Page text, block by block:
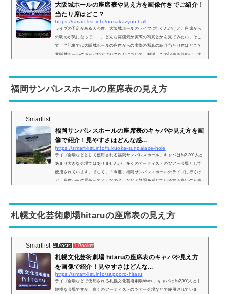
大阪城ホールの座席表や見え方を画像付きでご紹介！
当たり席はどこ？
https://smart-list.info/oosakazyou-hall
ライブの予定がある人今度、大阪城ホールのライブに行くんだけど、座席から
の眺めが気になって……。どんな雰囲気か実際の写真とかを見てみたい。そこ
で、当記事では大阪城ホールの座席からの実際の写真の紹介当たり席はどこ？
大阪城ホールのキャパやアクセスなどについて、解説。この記事を読めば、大
パは？まず、大阪城ホールはステージパターンAステージパターンBステージ
パ...
福岡サンパレスホールの座席表の見え方
Smartlist
福岡サンパレスホールの座席表のキャパや見え方を画
像で紹介！見やすさはどんな感...
https://smart-list.info/fukuoka-sunpalace-hole
ライブ会場などとして使用される福岡サンパレスホール。キャパは約2,300人と
あまり大きな会場ではありませんが、多くのアーティストのツアー会場として
使用されています。そして、「今度、福岡サンパレスホールのライブに行くけ
ど、座席からの景色ってどうなの？」などと疑問を感じている方も多いのも事
です。...
札幌文化芸術劇場hitaruの座席表の見え方
Smartlist 4 Posts 1 Pocket
札幌文化芸術劇場 hitaruの座席表のキャパや見え方
を画像で紹介！見やすさはどんな...
https://smart-list.info/sapporo-hitaru
ライブ会場などで使用される札幌文化芸術劇場hitaru。キャパは約2,300人と中
規模な会場ですが、多くのアーティストのツアー会場などで使用されていま